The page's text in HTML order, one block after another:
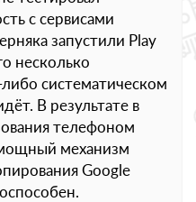
с сервисами
запустили Play
несколько
систематическом
В результате в
телефоном
механизм
Google